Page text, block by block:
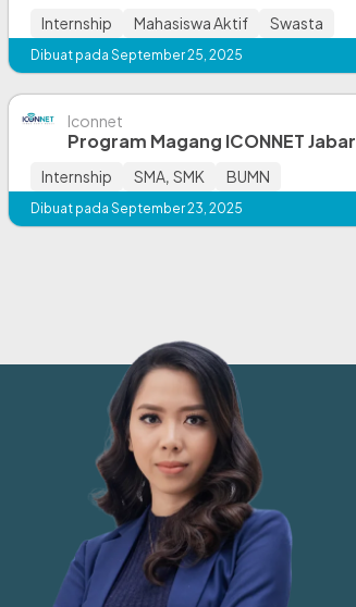
Internship Mahasiswa Aktif Swasta
Dibuat pada September 25, 2025
Iconnet
Program Magang ICONNET Jabar
Internship SMA, SMK BUMN
Dibuat pada September 23, 2025